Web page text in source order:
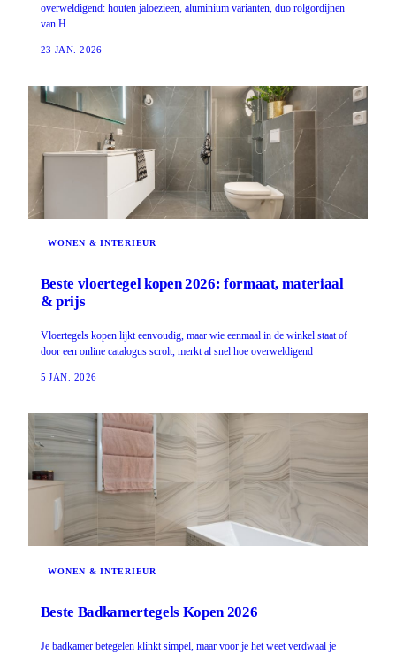
overweldigend: houten jaloezieen, aluminium varianten, duo rolgordijnen
van H
23 JAN. 2026
WONEN & INTERIEUR
Beste vloertegel kopen 2026: formaat, materiaal
& prijs
Vloertegels kopen lijkt eenvoudig, maar wie eenmaal in de winkel staat of
door een online catalogus scrolt, merkt al snel hoe overweldigend
5 JAN. 2026
WONEN & INTERIEUR
Beste Badkamertegels Kopen 2026
Je badkamer betegelen klinkt simpel, maar voor je het weet verdwaal je